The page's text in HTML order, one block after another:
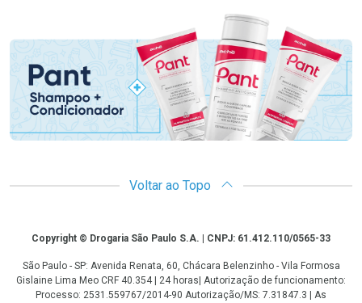
Promoção em Destaque
Voltar ao Topo
CopyrightCopyright © Drogaria São Paulo S.A. | CNPJ: 61.412.110/0565-33
São Paulo - SP: Avenida Renata, 60, Chácara Belenzinho - Vila Formosa
Gislaine Lima Meo CRF 40.354 | 24 horas| Autorização de funcionamento:
Processo: 2531.559767/2014-90 Autorização/MS: 7.31847.3 | As